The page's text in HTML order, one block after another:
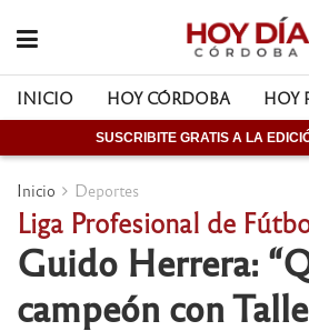
INICIO HOY CÓRDOBA HOY
SUSCRIBITE GRATIS A LA
Inicio Deportes
Liga Profesional de
Guido Herrera:
campeón con